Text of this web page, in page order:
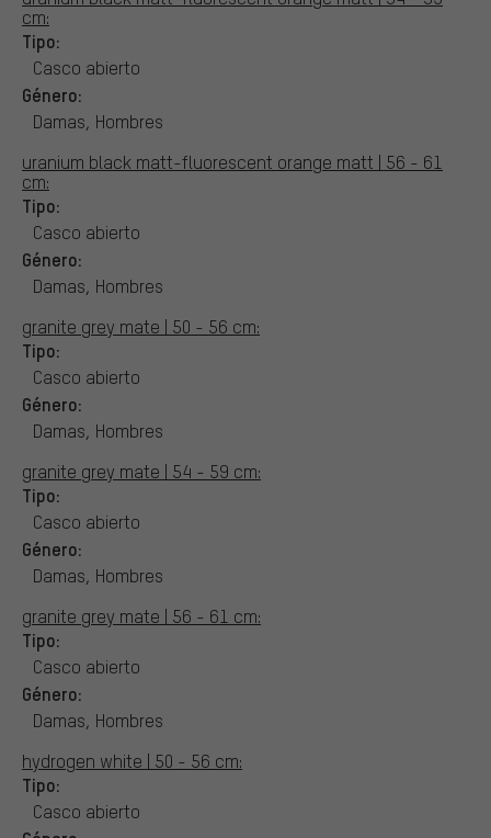
cm:
Tipo:
Casco abierto
Género:
Damas, Hombres
uranium black matt-fluorescent orange matt | 56 - 61
cm:
Tipo:
Casco abierto
Género:
Damas, Hombres
granite grey mate | 50 - 56 cm:
Tipo:
Casco abierto
Género:
Damas, Hombres
granite grey mate | 54 - 59 cm:
Tipo:
Casco abierto
Género:
Damas, Hombres
granite grey mate | 56 - 61 cm:
Tipo:
Casco abierto
Género:
Damas, Hombres
hydrogen white | 50 - 56 cm:
Tipo:
Casco abierto